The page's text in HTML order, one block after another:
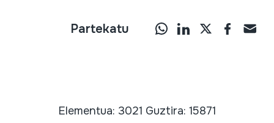
Partekatu
Elementua: 3021 Guztira: 15871